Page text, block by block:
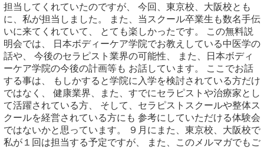
担当してくれていたのですが、 今回、東京校、大阪校とも
に、私が担当しました。 また、当スクール卒業生も数名手伝
いに来てくれていて、 とても楽しかったです。 この無料説
明会では、 日本ボディーケア学院でお教えしている中医学の
話や、 今後のセラピスト業界の可能性、 また、日本ボディ
ーケア学院の今後の計画等も お話しています。 ここでお話
する事は、 もしかすると学院に入学を検討されている方だけ
ではなく、 健康業界、また、すでにセラピストや治療家とし
て活躍されている方、 そして、セラピストスクールや整体ス
クールを経営されている方にも 参考にしていただける体験会
ではないかと思っています。 ９月にまた、東京校、大阪校で
私が１回は担当する予定ですが、 また、このメルマガでもご